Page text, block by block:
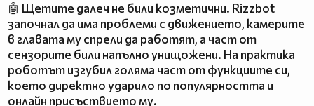
🤖 Щетите далеч не били козметични. Rizzbot
започнал да има проблеми с движението, камерите
в главата му спрели да работят, а част от
сензорите били напълно унищожени. На практика
роботът изгубил голяма част от функциите си,
което директно ударило по популярността и
онлайн присъствието му.